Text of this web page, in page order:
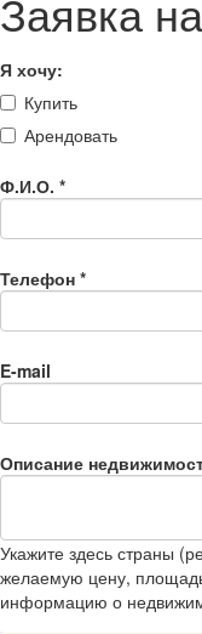
Заявка
Я хочу:
Купить
Арендовать
Ф.И.О. *
Телефон *
E-mail
Описание
Укажите здесь страны
желаемую цену,
информацию о